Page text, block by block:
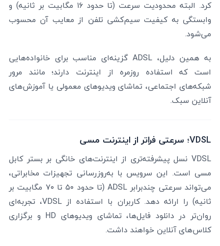
کرد. البته محدودیت سرعت (تا حدود ۱۶ مگابیت بر ثانیه) و
وابستگی به کیفیت سیم‌کشی تلفن از معایب آن محسوب
می‌شود.
به همین دلیل، ADSL گزینه‌ای مناسب برای خانواده‌هایی
است که استفاده روزمره از اینترنت دارند؛ مانند مرور
شبکه‌های اجتماعی، تماشای ویدیوهای معمولی یا آموزش‌های
آنلاین سبک.
VDSL؛ سرعتی فراتر از اینترنت مسی
VDSL نسل پیشرفته‌تری از اینترنت‌های خانگی بر بستر کابل
مسی است. این سرویس با به‌روزرسانی تجهیزات مخابراتی،
می‌تواند سرعتی چندبرابر ADSL (تا حدود ۵۰ تا ۷۰ مگابیت بر
ثانیه) را ارائه دهد. کاربران با استفاده از VDSL، تجربه‌ای
روان‌تر در دانلود فایل‌ها، تماشای ویدیوهای HD و برگزاری
کلاس‌های آنلاین خواهند داشت.